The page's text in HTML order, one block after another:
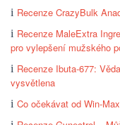
Recenze CrazyBulk
Recenze MaleExtra
pro vylepšení mužského
Recenze Ibuta-677:
vysvětlena
Co očekávat od Win-